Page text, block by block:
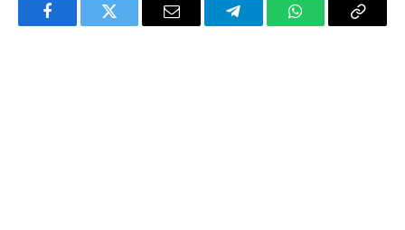
FacebookTwitter Email TelegramWhatsAppCopy